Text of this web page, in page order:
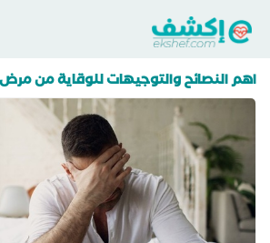
اهم النصائح والتوجيهات للوقاية من